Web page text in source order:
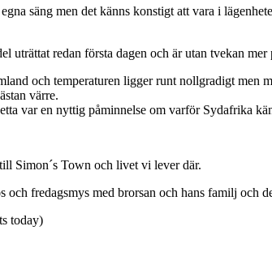
säng men det känns konstigt att vara i
uträttat redan första dagen och är utan tvekan
och temperaturen ligger runt nollgradigt men
värre.
var en nyttig påminnelse om varför Sydafrika
Simon´s Town och livet vi lever där.
och fredagsmys med brorsan och hans familj och
today)